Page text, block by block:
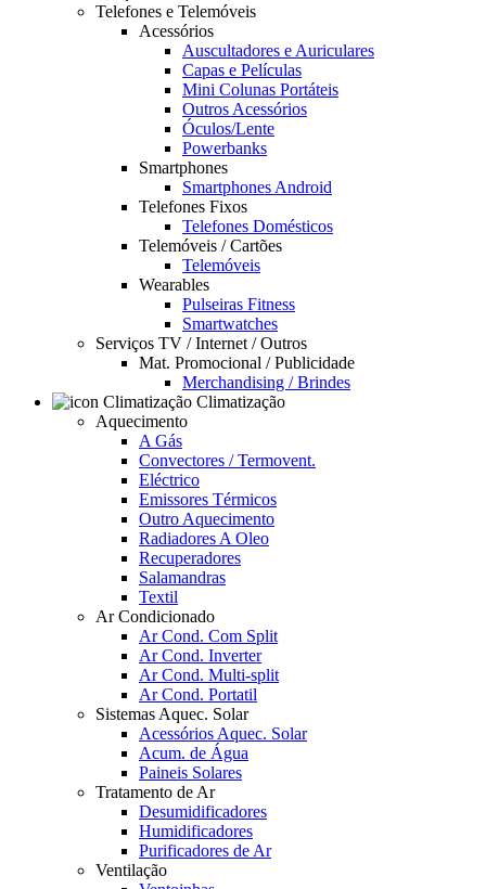
Telefones e Telemóveis
Acessórios
Auscultadores e Auriculares
Capas e Películas
Mini Colunas Portáteis
Outros Acessórios
Óculos/Lente
Powerbanks
Smartphones
Smartphones Android
Telefones Fixos
Telefones Domésticos
Telemóveis / Cartões
Telemóveis
Wearables
Pulseiras Fitness
Smartwatches
Serviços TV / Internet / Outros
Mat. Promocional / Publicidade
Merchandising / Brindes
Climatização
Aquecimento
A Gás
Convectores / Termovent.
Eléctrico
Emissores Térmicos
Outro Aquecimento
Radiadores A Oleo
Recuperadores
Salamandras
Textil
Ar Condicionado
Ar Cond. Com Split
Ar Cond. Inverter
Ar Cond. Multi-split
Ar Cond. Portatil
Sistemas Aquec. Solar
Acessórios Aquec. Solar
Acum. de Água
Paineis Solares
Tratamento de Ar
Desumidificadores
Humidificadores
Purificadores de Ar
Ventilação